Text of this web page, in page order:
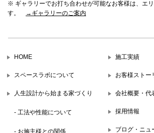
※ ギャラリーでお打ち合わせが可能なお客様は、エ
す。
→ギャラリーのご案内
HOME
スペースラボについて
人生設計から始まる家づくり
- 工法や性能について
- お施主様との関係
施工実績
お客様ストー
会社概要・代
採用情報
ブログ・ニュ